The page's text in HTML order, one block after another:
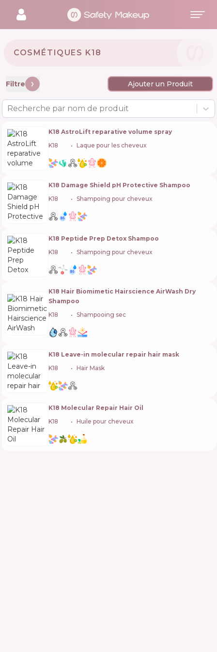
COSMÉTIQUES K18 🇺🇸
Filtre Ajouter un Produit
Recherche par nom de produit
K18 AstroLift reparative volume spray
K18
Laque pour les cheveux
K18 Damage Shield pH Protective Shampoo
K18
Shampoing pour cheveux
K18 Peptide Prep Detox Shampoo
K18
Shampoing pour cheveux
K18 Hair Biomimetic Hairscience AirWash Dry
Shampoo
K18
Shampooing sec
K18 Leave-in molecular repair hair mask
K18
Hair Mask
K18 Molecular Repair Hair Oil
K18
Huile pour cheveux